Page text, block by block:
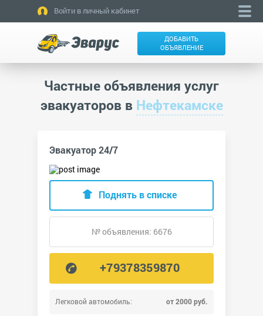
Войти в личный кабинет
ДОБАВИТЬ
ОБЪЯВЛЕНИЕ
Частные объявления услуг
эвакуаторов в Нефтекамске
Эвакуатор 24/7
Легковой автомобиль: от 2000 руб.
Поднять в списке
№ объявления: 6676
+79378359870